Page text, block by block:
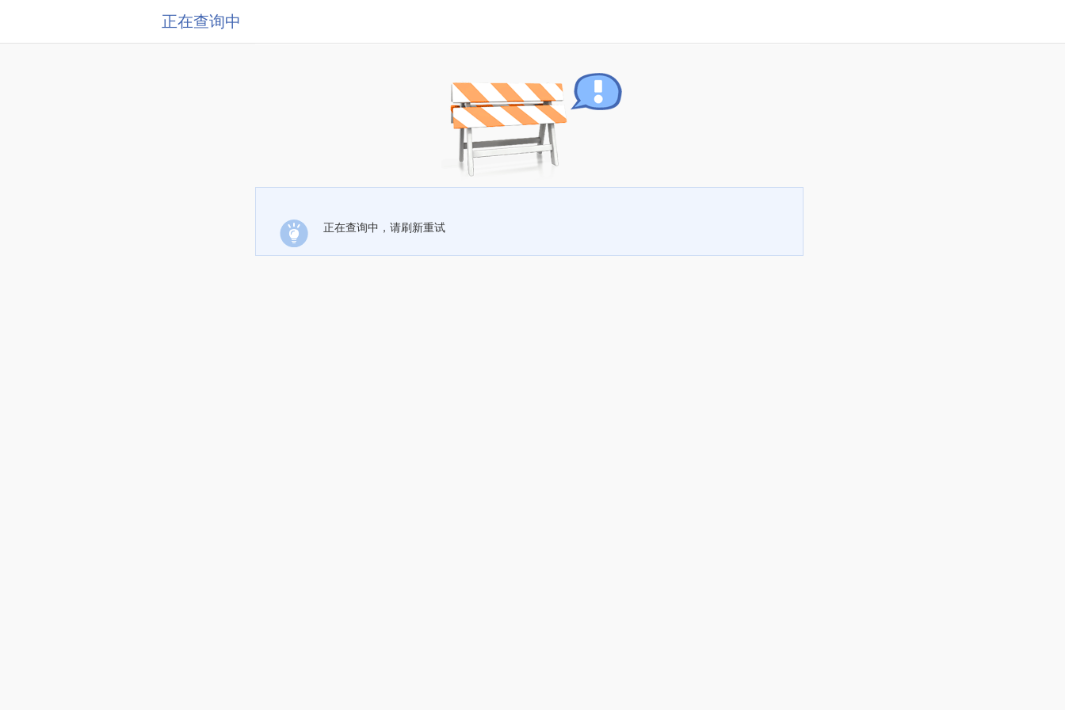
正在查询中
正在查询中，请刷新重试